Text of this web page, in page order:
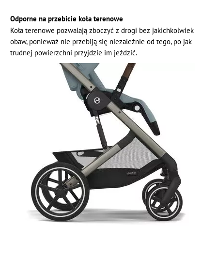
Odporne na przebicie koła terenowe
Koła terenowe pozwalają zboczyć z drogi bez jakichkolwiek
obaw, ponieważ nie przebiją się niezależnie od tego, po jak
trudnej powierzchni przyjdzie im jeździć.